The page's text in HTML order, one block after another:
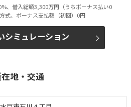
、借入総額3,300万円（うちボーナス払い0
式、ボーナス支払額（初回）0円
シミュレーション
地・交通